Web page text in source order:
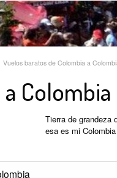
Vuelos baratos de Colombia a
Colombia
Tierra de grandeza
esa es mi